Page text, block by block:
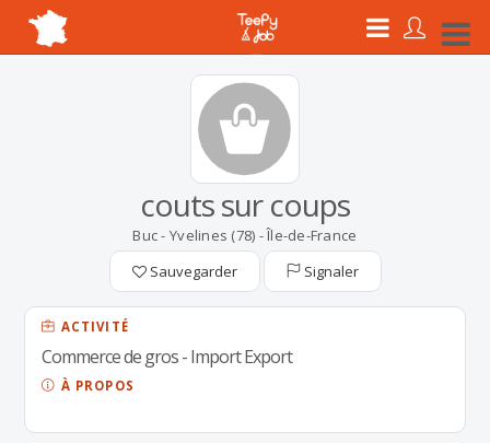
couts sur coups
Buc - Yvelines (78) - Île-de-France
Sauvegarder
Signaler
ACTIVITÉ
Commerce de gros - Import Export
À PROPOS